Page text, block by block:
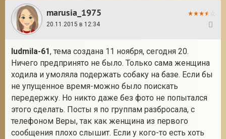
marusia_1975
20.11.2015 в 12:34
ludmila-61, тема создана 11 ноября, сегодня 20.
Ничего предпринято не было. Только сама женщина
ходила и умоляла подержать собаку на базе. Если бы
не упущенное время-можно было поискать
передержку. Но никто даже без фото не попытался
этого сделать. Посты я по группам разбросала, с
телефоном Веры, так как женщина из первого
сообщения плохо слышит. Если у кого-то есть хоть